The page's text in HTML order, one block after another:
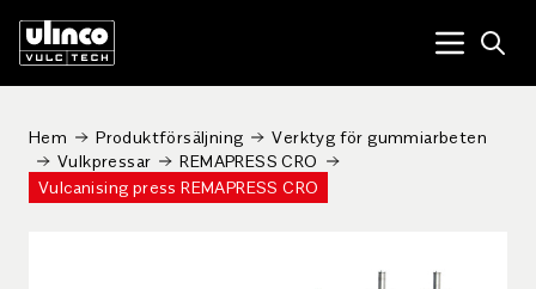
Menu
Hem Produktförsäljning
Verktyg för gummiarbeten
Vulkpressar
REMAPRESS CRO
Vulcanising press REMAPRESS CRO